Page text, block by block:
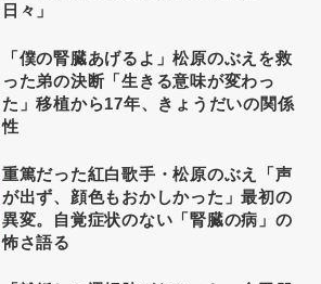
日々」
「僕の腎臓あげるよ」松原のぶえを救
った弟の決断「生きる意味が変わっ
た」移植から17年、きょうだいの関係
性
重篤だった紅白歌手・松原のぶえ「声
が出ず、顔色もおかしかった」最初の
異変。自覚症状のない「腎臓の病」の
怖さ語る